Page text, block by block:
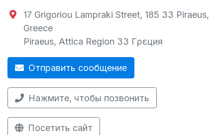
17 Grigoriou Lampraki Street, 185 33 Piraeus,
Greece
Piraeus, Attica Region 33 Гρεция
Отправить сообщение
Нажмите, чтобы позвонить
Посетить сайт